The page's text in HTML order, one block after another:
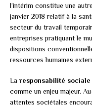
l’intérim constitue une
janvier 2018 relatif à la
secteur du travail
entreprises pratiquant le
dispositions
ressources humaines
La responsabilité sociale
comme un enjeu majeur.
attentes sociétales